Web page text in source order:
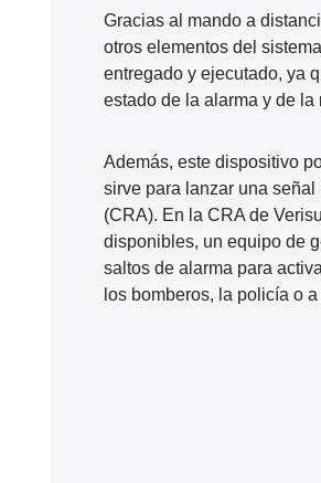
Gracias al mando a
otros elementos del
entregado y ejecutado, ya
estado de la alarma y de
Además, este dispositivo
sirve para lanzar una señal
(CRA). En la CRA de
disponibles, un equipo de
saltos de alarma para
los bomberos, la policía o